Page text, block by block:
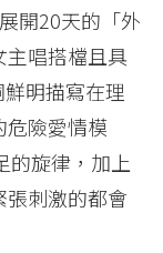
開20天的「外
唱搭檔且具
明描寫在理
危險愛情模
的旋律，加上
張刺激的都會